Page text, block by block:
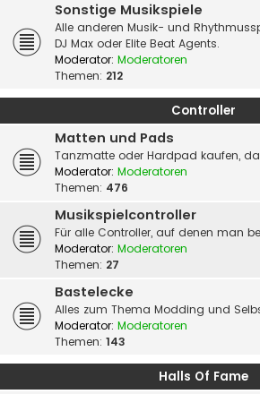
Sonstige Musikspiele
Alle anderen Musik- und
DJ Max oder Elite Beat Agents.
Moderator: Moderatoren
Themen: 212
Controller
Matten und Pads
Tanzmatte oder Hardpad kaufen,
Moderator: Moderatoren
Themen: 476
Musikspielcontroller
Für alle Controller, auf denen man
Moderator: Moderatoren
Themen: 27
Bastelecke
Alles zum Thema Modding und
Moderator: Moderatoren
Themen: 143
Halls Of Fame